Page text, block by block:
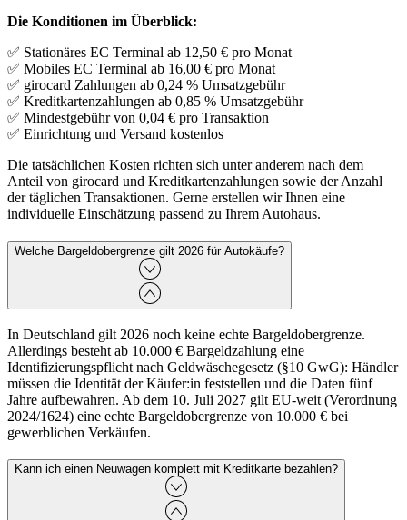
Die Konditionen im Überblick:
✅ Stationäres EC Terminal ab 12,50 € pro Monat
✅ Mobiles EC Terminal ab 16,00 € pro Monat
✅ girocard Zahlungen ab 0,24 % Umsatzgebühr
✅ Kreditkartenzahlungen ab 0,85 % Umsatzgebühr
✅ Mindestgebühr von 0,04 € pro Transaktion
✅ Einrichtung und Versand kostenlos
Die tatsächlichen Kosten richten sich unter anderem nach dem
Anteil von girocard und Kreditkartenzahlungen sowie der Anzahl
der täglichen Transaktionen. Gerne erstellen wir Ihnen eine
individuelle Einschätzung passend zu Ihrem Autohaus.
Welche Bargeldobergrenze gilt 2026 für Autokäufe?
In Deutschland gilt 2026 noch keine echte Bargeldobergrenze.
Allerdings besteht ab 10.000 € Bargeldzahlung eine
Identifizierungspflicht nach Geldwäschegesetz (§10 GwG): Händler
müssen die Identität der Käufer:in feststellen und die Daten fünf
Jahre aufbewahren. Ab dem 10. Juli 2027 gilt EU-weit (Verordnung
2024/1624) eine echte Bargeldobergrenze von 10.000 € bei
gewerblichen Verkäufen.
Kann ich einen Neuwagen komplett mit Kreditkarte bezahlen?